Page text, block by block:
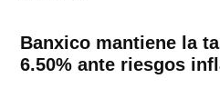
Banxico mantiene la
6.50% ante riesgos